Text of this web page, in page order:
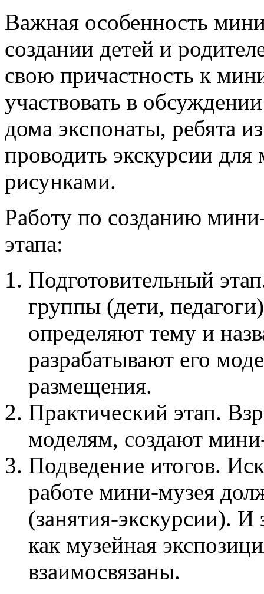
Важная особенность
создании детей и
свою причастность к
участвовать в
дома экспонаты, ребята
проводить экскурсии
рисунками.
Работу по созданию
этапа:
Подготовительный
группы (дети,
определяют тему и
разрабатывают его
размещения.
Практический этап.
моделям, создают
Подведение итогов.
работе мини-музея
(занятия-экскурсии). И
как музейная
взаимосвязаны.